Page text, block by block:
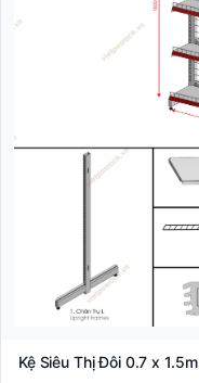
Kệ Siêu Thị Đôi 0.7 x 1.5m